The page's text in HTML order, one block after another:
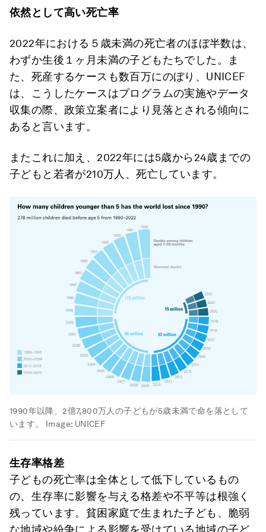
依然として高い死亡率
2022年における５歳未満の死亡者のほぼ半数は、
わずか生後１ヶ月未満の子どもたちでした。ま
た、死産するケースも数百万にのぼり、UNICEF
は、こうしたケースはプログラムの実施やデータ
収集の際、政策立案者により見落とされる傾向に
あると言います。
またこれに加え、2022年には5歳から24歳までの
子どもと若者が210万人、死亡しています。
1990年以降、2億7,800万人の子どもが5歳未満で命を落として
います。
Image: UNICEF
生存率格差
子どもの死亡率は全体として低下しているもの
の、生存率に影響を与える格差や不平等は根強く
残っています。貧困家庭で生まれた子ども、脆弱
な地域や紛争による影響を受けている地域の子ど